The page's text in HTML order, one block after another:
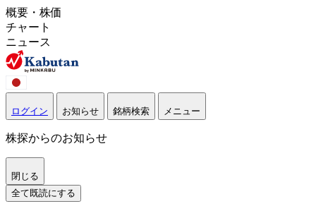
概要・株価
チャート
ニュース
ログイン お知らせ 銘柄検索 メニュー
株探からのお知らせ
閉じる
全て既読にする